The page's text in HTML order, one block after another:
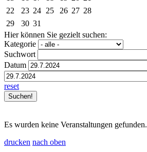
22
23 24 25 26 27 28
29
30 31
Hier können Sie gezielt suchen:
Kategorie
Suchwort
Datum
reset
Es wurden keine Veranstaltungen gefunden.
drucken nach oben